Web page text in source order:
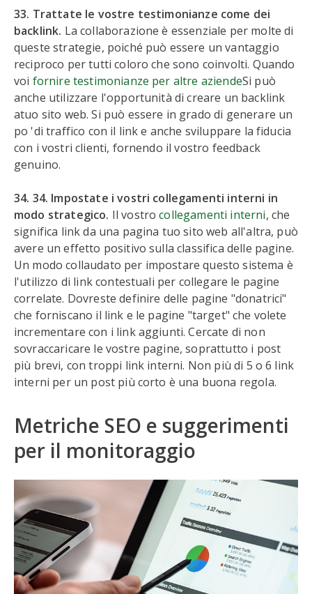
33. Trattate le vostre testimonianze come dei
backlink. La collaborazione è essenziale per molte di
queste strategie, poiché può essere un vantaggio
reciproco per tutti coloro che sono coinvolti. Quando
voi fornire testimonianze per altre aziendeSi può
anche utilizzare l'opportunità di creare un backlink
atuo sito web. Si può essere in grado di generare un
po 'di traffico con il link e anche sviluppare la fiducia
con i vostri clienti, fornendo il vostro feedback
genuino.
34. 34. Impostate i vostri collegamenti interni in
modo strategico. Il vostrocollegamenti interni, che
significa link da una pagina tuo sito web all'altra, può
avere un effetto positivo sulla classifica delle pagine.
Un modo collaudato per impostare questo sistema è
l'utilizzo di link contestuali per collegare le pagine
correlate. Dovreste definire delle pagine "donatrici"
che forniscano il link e le pagine "target" che volete
incrementare con i link aggiunti. Cercate di non
sovraccaricare le vostre pagine, soprattutto i post
più brevi, con troppi link interni. Non più di 5 o 6 link
interni per un post più corto è una buona regola.
Metriche SEO e suggerimenti
per il monitoraggio